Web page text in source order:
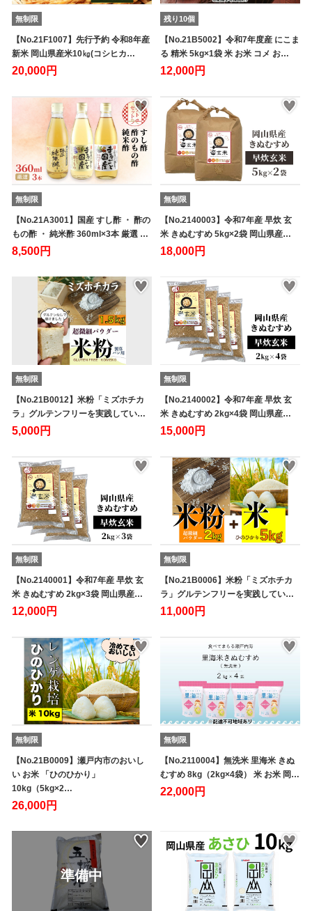
無制限
【No.21F1007】先行予約 令和8年産
新米 岡山県産米10㎏(コシヒカ…
20,000円
残り10個
【No.21B5002】令和7年度産 にこま
る 精米 5kg×1袋 米 お米 コメ お…
12,000円
無制限
【No.21A3001】国産 すし酢 ・ 酢の
もの酢 ・ 純米酢 360ml×3本 厳選 …
8,500円
無制限
【No.2140003】令和7年産 早炊 玄
米 きぬむすめ 5kg×2袋 岡山県産…
18,000円
無制限
【No.21B0012】米粉「ミズホチカ
ラ」グルテンフリーを実践してい…
5,000円
無制限
【No.2140002】令和7年産 早炊 玄
米 きぬむすめ 2kg×4袋 岡山県産…
15,000円
無制限
【No.2140001】令和7年産 早炊 玄
米 きぬむすめ 2kg×3袋 岡山県産…
12,000円
無制限
【No.21B0006】米粉「ミズホチカ
ラ」グルテンフリーを実践してい…
11,000円
無制限
【No.21B0009】瀬戸内市のおいし
い お米 「ひのひかり」
10kg（5kg×2…
26,000円
無制限
【No.2110004】無洗米 里海米 きぬ
むすめ 8kg（2kg×4袋） 米 お米 岡…
22,000円
準備中